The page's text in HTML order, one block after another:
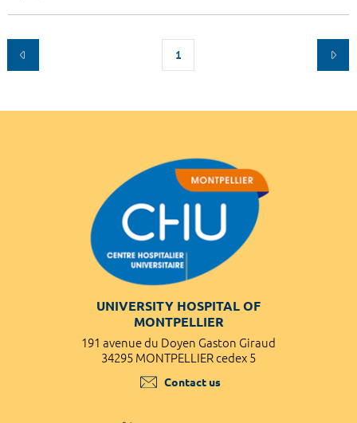
1
UNIVERSITY HOSPITAL OF
MONTPELLIER
191 avenue du Doyen Gaston Giraud
34295 MONTPELLIER cedex 5
Contact us